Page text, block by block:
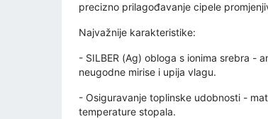
precizno prilagođavanje cipele
Najvažnije karakteristike:
- SILBER (Ag) obloga s ionima srebra -
neugodne mirise i upija vlagu.
- Osiguravanje toplinske udobnosti -
temperature stopala.